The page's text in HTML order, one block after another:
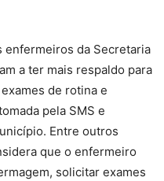
enfermeiros da Secretaria
a ter mais respaldo para
de rotina e
pela SMS e
Entre outros
que o enfermeiro
solicitar exames